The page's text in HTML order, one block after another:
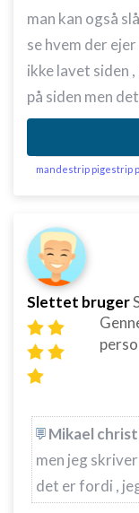
man kan også
se hvem der
ikke lavet siden
på siden men
mandestrip pigestrip
Slettet bruger
Mikael
men jeg
det er fordi ,